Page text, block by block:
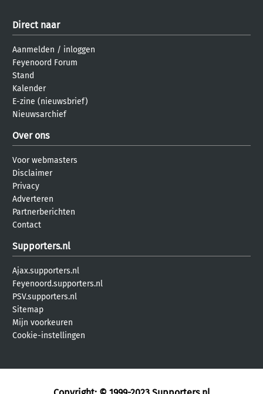
Direct naar
Aanmelden / inloggen
Feyenoord Forum
Stand
Kalender
E-zine (nieuwsbrief)
Nieuwsarchief
Over ons
Voor webmasters
Disclaimer
Privacy
Adverteren
Partnerberichten
Contact
Supporters.nl
Ajax.supporters.nl
Feyenoord.supporters.nl
PSV.supporters.nl
Sitemap
Mijn voorkeuren
Cookie-instellingen